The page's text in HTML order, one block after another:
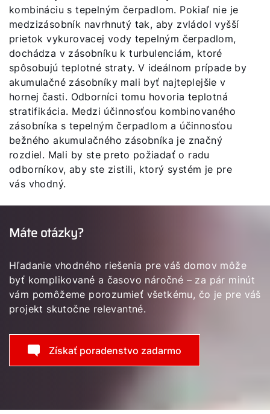
kombináciu s tepelným čerpadlom. Pokiaľ nie je
medzizásobník navrhnutý tak, aby zvládol vyšší
prietok vykurovacej vody tepelným čerpadlom,
dochádza v zásobníku k turbulenciám, ktoré
spôsobujú teplotné straty. V ideálnom prípade by
akumulačné zásobníky mali byť najteplejšie v
hornej časti. Odborníci tomu hovoria teplotná
stratifikácia. Medzi účinnosťou kombinovaného
zásobníka s tepelným čerpadlom a účinnosťou
bežného akumulačného zásobníka je značný
rozdiel. Mali by ste preto požiadať o radu
odborníkov, aby ste zistili, ktorý systém je pre
vás vhodný.
Máte otázky?
Hľadanie vhodného riešenia pre váš domov môže
byť komplikované a časovo náročné – za pár minút
vám pomôžeme porozumieť všetkému, čo je pre váš
projekt skutočne relevantné.
Získať poradenstvo zadarmo